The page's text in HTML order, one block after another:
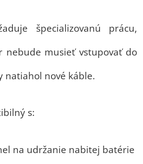
špecializovanú prácu,
nebude musieť vstupovať do
natiahol nové káble.
s:
na udržanie nabitej batérie